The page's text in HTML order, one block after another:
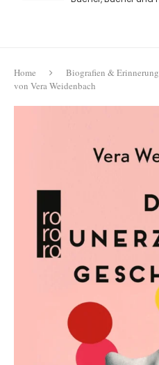
Home Biografien &
von Vera Weidenbach